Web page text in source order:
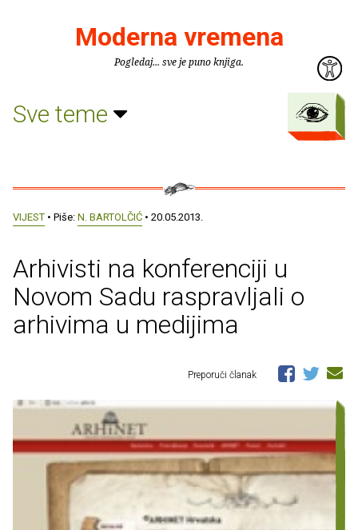
Moderna vremena
Pogledaj... sve je puno knjiga.
Sve teme
VIJEST • Piše: N. BARTOLČIĆ • 20.05.2013.
Arhivisti na konferenciji u
Novom Sadu raspravljali o
arhivima u medijima
Preporuči članak